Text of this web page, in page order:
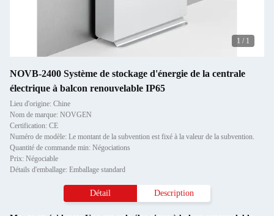
1 / 1
NOVB-2400 Système de stockage d'énergie de la centrale
électrique à balcon renouvelable IP65
Lieu d'origine: Chine
Nom de marque: NOVGEN
Certification: CE
Numéro de modèle: Le montant de la subvention est fixé à la valeur de la subvention.
Quantité de commande min: Négociations
Prix: Négociable
Détails d'emballage: Emballage standard
Détail Description